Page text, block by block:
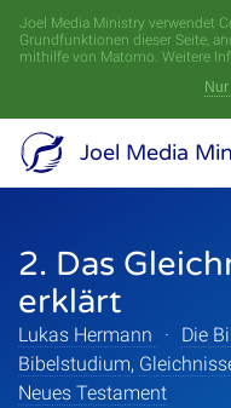
Joel Media Ministry verwendet
Grundfunktionen dieser Seite,
mithilfe von Matomo. Weitere
Joel Media
2. Das
erklärt
Lukas Hermann · Die
Bibelstudium,
Neues Testament